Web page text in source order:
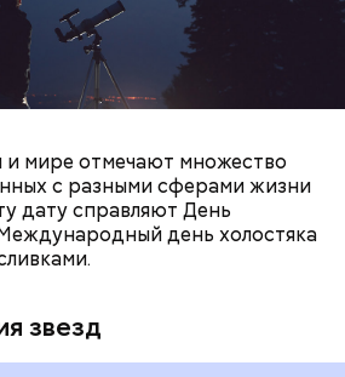
и мире отмечают множество
с разными сферами жизни
дату справляют День
день холостяка
звезд